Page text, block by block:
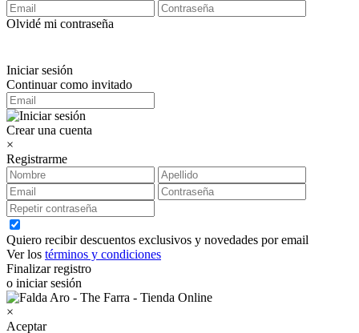
Olvidé mi contraseña
Iniciar sesión
Continuar como invitado
Crear una cuenta
×
Registrarme
Quiero recibir descuentos exclusivos y novedades por email
Ver los términos y condiciones
Finalizar registro
o iniciar sesión
×
Aceptar